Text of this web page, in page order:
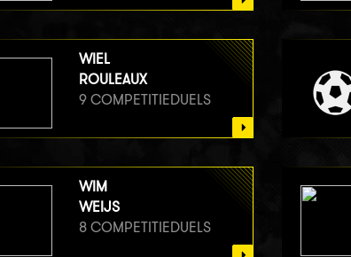
WIEL
ROULEAUX
9 COMPETITIEDUELS
WIM
WEIJS
8 COMPETITIEDUELS